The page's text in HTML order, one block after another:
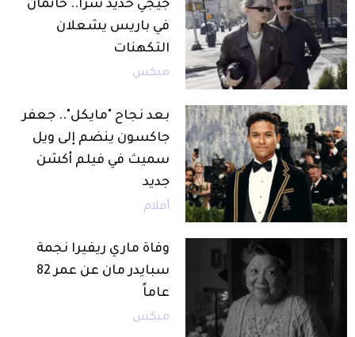
جيجي حديد سراً.. خاتمان
في باريس يشعلان
التكهنات
ميكس
بعد نجاح "مايكل".. جعفر
جاكسون ينضم إلى ويل
سميث في فيلم أكشن
جديد
أفلام
وفاة ماري ريفيرا نجمة
سبايدر مان عن عمر 82
عاماً
ميكس